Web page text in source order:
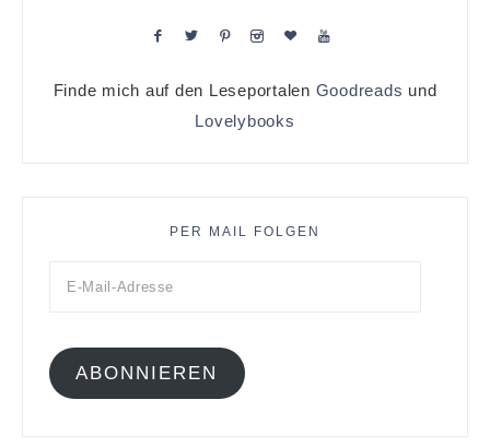
Finde mich auf den Leseportalen Goodreads und
Lovelybooks
PER MAIL FOLGEN
ABONNIEREN